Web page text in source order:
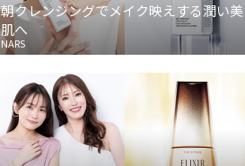
朝クレンジングでメイク映えする潤い美
肌へ
NARS